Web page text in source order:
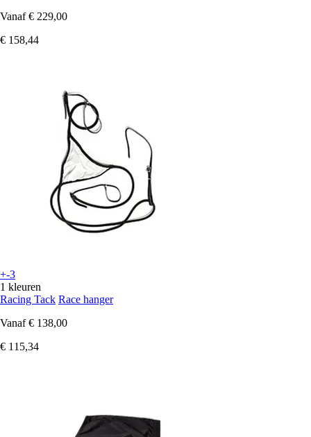
Vanaf € 229,00
€ 158,44
+-3
1 kleuren
Racing Tack Race hanger
Vanaf € 138,00
€ 115,34